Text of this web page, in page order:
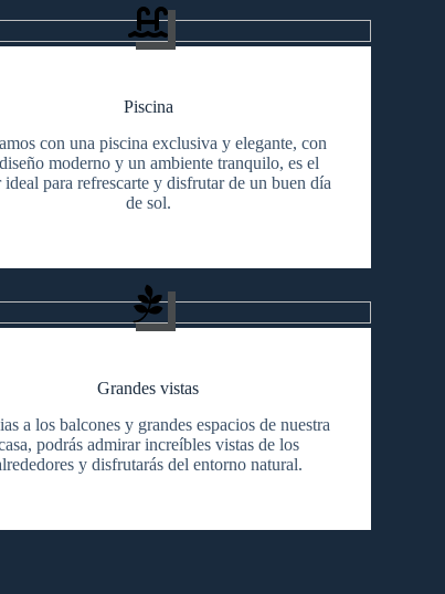
Piscina
con una piscina exclusiva y elegante, con
moderno y un ambiente tranquilo, es el
ideal para refrescarte y disfrutar de un buen día
de sol.
Grandes vistas
a los balcones y grandes espacios de nuestra
podrás admirar increíbles vistas de los
y disfrutarás del entorno natural.